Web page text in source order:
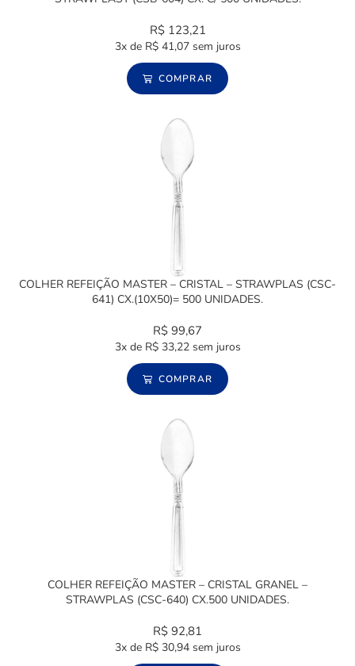
R$123,21
3x de R$41,07sem juros
COMPRAR
COLHER REFEIÇÃO MASTER – CRISTAL – STRAWPLAS (CSC-
641) CX.(10X50)= 500 UNIDADES.
R$ 99,67
3x de R$33,22sem juros
COMPRAR
COLHER REFEIÇÃO MASTER – CRISTAL GRANEL –
STRAWPLAS (CSC-640) CX.500 UNIDADES.
R$ 92,81
3x de R$30,94sem juros